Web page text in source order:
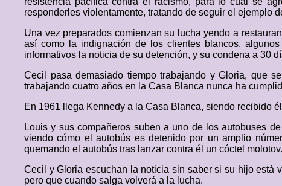
responderles violentamente, tratando de seguir el ejemplo
Una vez preparados comienzan su lucha yendo a
así como la indignación de los clientes blancos,
informativos la noticia de su detención, y su condena a 30
Cecil pasa demasiado tiempo trabajando y Gloria, que
trabajando cuatro años en la Casa Blanca nunca ha
En 1961 llega Kennedy a la Casa Blanca, siendo recibido
Louis y sus compañeros suben a uno de los autobuses
viendo cómo el autobús es detenido por un amplio
quemando el autobús tras lanzar contra él un cóctel molotov.
Cecil y Gloria escuchan la noticia sin saber si su hijo está
pero que cuando salga volverá a la lucha.